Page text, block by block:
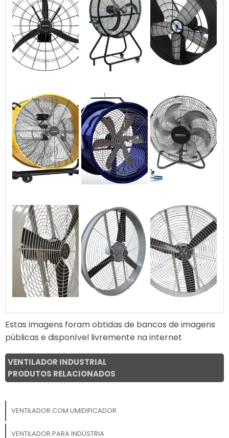
Estas imagens foram obtidas de bancos de imagens
públicas e disponível livremente na internet
VENTILADOR INDUSTRIAL
PRODUTOS RELACIONADOS
VENTILADOR COM UMIDIFICADOR
VENTILADOR PARA INDÚSTRIA